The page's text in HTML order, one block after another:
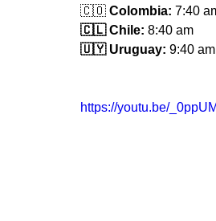
🇨🇴 Colombia: 7:40
🇨🇱 Chile: 8:40 am
🇺🇾 Uruguay: 9:40 am
https://youtu.be/